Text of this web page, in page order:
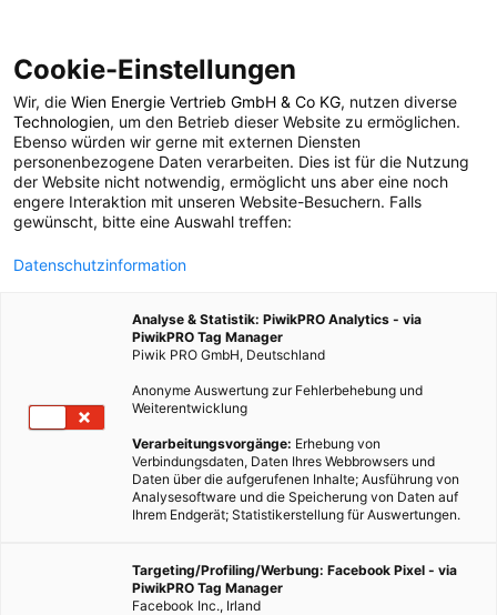
POSTS BY TAG
Wildniserfahrung
1 BEITRAG
Cookie-Einstellungen
Wir, die Wien Energie Vertrieb GmbH & Co KG, nutzen diverse
Technologien, um den Betrieb dieser Website zu ermöglichen.
Ebenso würden wir gerne mit externen Diensten
personenbezogene Daten verarbeiten. Dies ist für die Nutzung
der Website nicht notwendig, ermöglicht uns aber eine noch
engere Interaktion mit unseren Website-Besuchern. Falls
gewünscht, bitte eine Auswahl treffen:
Datenschutzinformation
Analyse & Statistik: PiwikPRO Analytics - via
PiwikPRO Tag Manager
Piwik PRO GmbH, Deutschland
Anonyme Auswertung zur Fehlerbehebung und
Weiterentwicklung
Verarbeitungsvorgänge: Erhebung von
Verbindungsdaten, Daten Ihres Webbrowsers und
Daten über die aufgerufenen Inhalte; Ausführung von
Analysesoftware und die Speicherung von Daten auf
Ihrem Endgerät; Statistikerstellung für Auswertungen.
Targeting/Profiling/Werbung: Facebook Pixel - via
PiwikPRO Tag Manager
Facebook Inc., Irland